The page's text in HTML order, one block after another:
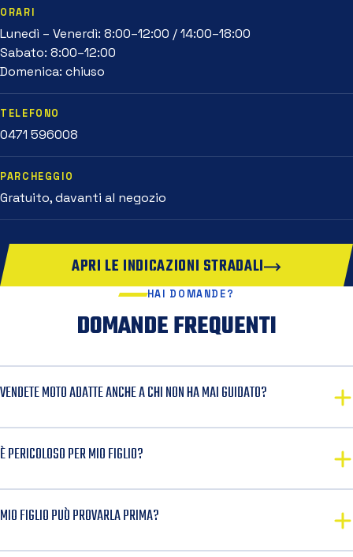
ORARI
Lunedì – Venerdì: 8:00–12:00 / 14:00–18:00
Sabato: 8:00–12:00
Domenica: chiuso
TELEFONO
0471 596008
PARCHEGGIO
Gratuito, davanti al negozio
APRI LE INDICAZIONI STRADALI
HAI DOMANDE?
DOMANDE FREQUENTI
VENDETE MOTO ADATTE ANCHE A CHI NON HA MAI GUIDATO?
È PERICOLOSO PER MIO FIGLIO?
MIO FIGLIO PUÒ PROVARLA PRIMA?